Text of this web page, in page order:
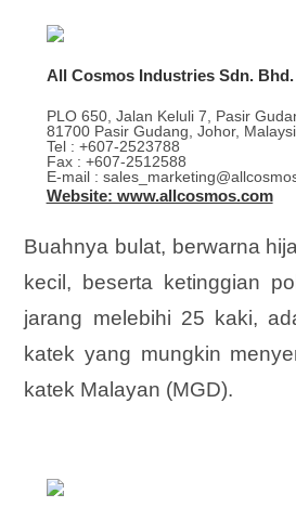
All Cosmos Industries Sdn. Bhd.
PLO 650, Jalan Keluli 7, Pasir
81700 Pasir Gudang, Johor,
Tel : +607-2523788
Fax : +607-2512588
E-mail :
Website: www.allcosmos.com
Buahnya bulat, berwarna
kecil, beserta ketinggian
jarang melebihi 25 kaki,
katek yang mungkin
katek Malayan (MGD).